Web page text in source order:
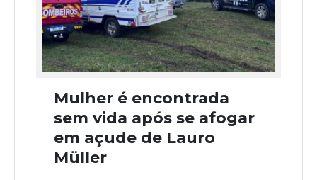
Mulher é encontrada
sem vida após se afogar
em açude de Lauro
Müller